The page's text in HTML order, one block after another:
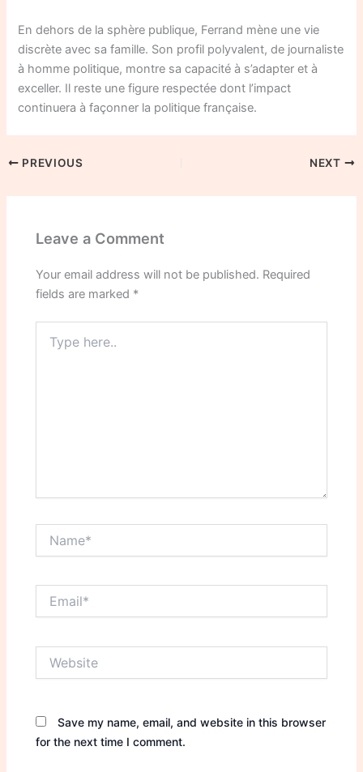
En dehors de la sphère publique, Ferrand mène une vie
discrète avec sa famille. Son profil polyvalent, de journaliste
à homme politique, montre sa capacité à s’adapter et à
exceller. Il reste une figure respectée dont l’impact
continuera à façonner la politique française.
PREVIOUS NEXT
Leave a Comment
Your email address will not be published. Required
fields are marked *
here..
Save my name, email, and website in this browser
for the next time I comment.